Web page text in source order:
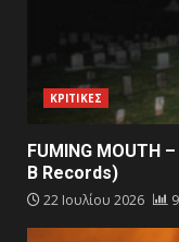
ΚΡΙΤΙΚΕΣ
FUMING MOUTH
B Records)
22 Ιουλίου 2026